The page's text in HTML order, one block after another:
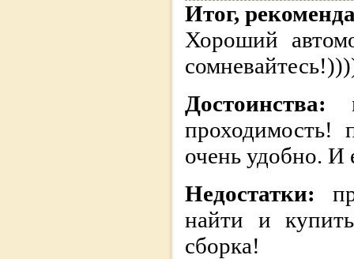
Итог,
Хороший
Достоинства:
проходимость!
очень удобно.
Недостатки:
найти и
сборка!